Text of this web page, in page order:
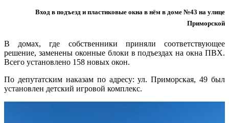
Вход в подъезд и пластиковые окна в нём в доме №43 на улице
Приморской
В домах, где собственники приняли соответствующее
решение, заменены оконные блоки в подъездах на окна ПВХ.
Всего установлено 158 новых окон.
По депутатским наказам по адресу: ул. Приморская, 49 был
установлен детский игровой комплекс.